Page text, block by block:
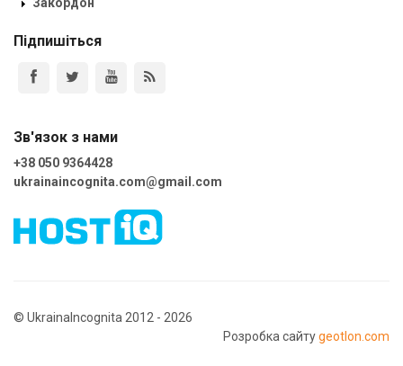
Підпишіться
Зв'язок з нами
+38 050 9364428
ukrainaincognita.com@gmail.com
© UkrainaIncognita 2012 - 2026
Розробка сайтуgeotlon.com